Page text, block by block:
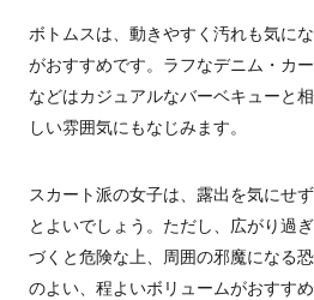
ボトムスは、動きやすく汚れも気に
がおすすめです。ラフなデニム・カ
などはカジュアルなバーベキューと
しい雰囲気にもなじみます。
スカート派の女子は、露出を気にせ
とよいでしょう。ただし、広がり過
づくと危険な上、周囲の邪魔になる
のよい、程よいボリュームがおすすめ